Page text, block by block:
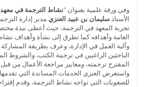
وفي ورقة علمية بعنوان "نشاط الترجمة في معهد
الأستاذ سليمان بن عبيد العنزي مدير إدارة
تجربة المعهد في الترجمة، حيث أعطى نبذة
العامة وأهدافه كما تطرق إلى نشأة وأهداف
وآلية العمل في الإدارة، وعرف بطريقة
الباحثين الراغبين في ترجمة الكتب، والشروط
المقترح ترجمته، ومعايير مراجعة الأعمال من
واستعرض العنزي الخدمات المساندة التي
للصعوبات التي تواجه نشاط الترجمة، وقدم